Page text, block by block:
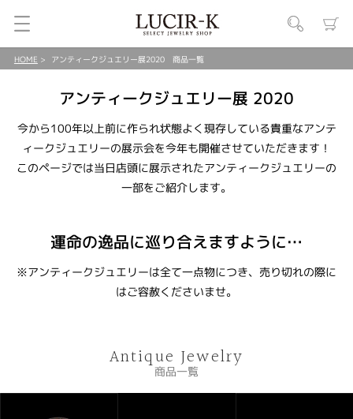
HOME アンティークジュエリー展2020 商品一覧
アンティークジュエリー展 2020
今から100年以上前に作られ状態よく現存している貴重なアンテ
ィークジュエリーの展示会を今年も開催させていただきます！
このページでは当日店頭に展示されたアンティークジュエリーの
一部をご紹介します。
運命の逸品に巡り合えますように…
※アンティークジュエリーは全て一点物につき、売り切れの際に
はご容赦くださいませ。
Antique Jewelry
商品一覧